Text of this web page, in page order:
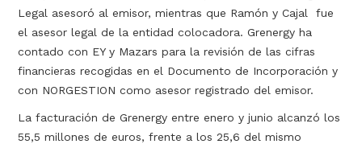
Legal asesoró al emisor, mientras que Ramón y Cajal fue
el asesor legal de la entidad colocadora. Grenergy ha
contado con EY y Mazars para la revisión de las cifras
financieras recogidas en el Documento de Incorporación y
con NORGESTION como asesor registrado del emisor.
La facturación de Grenergy entre enero y junio alcanzó los
55,5 millones de euros, frente a los 25,6 del mismo